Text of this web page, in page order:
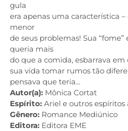
gula
era apenas uma característica –
menor
de seus problemas! Sua “fome”
queria mais
do que a comida, esbarrava em
sua vida tomar rumos tão
pensava que teria…
Autor(a): Mônica Cortat
Espírito: Ariel e outros espíritos
Gênero: Romance Mediúnico
Editora: Editora EME